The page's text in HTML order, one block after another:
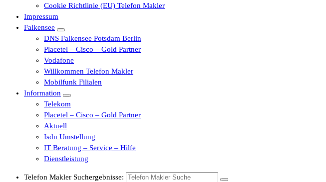
Cookie Richtlinie (EU) Telefon Makler
Impressum
Falkensee
DNS Falkensee Potsdam Berlin
Placetel – Cisco – Gold Partner
Vodafone
Willkommen Telefon Makler
Mobilfunk Filialen
Information
Telekom
Placetel – Cisco – Gold Partner
Aktuell
Isdn Umstellung
IT Beratung – Service – Hilfe
Dienstleistung
Telefon Makler Suchergebnisse: